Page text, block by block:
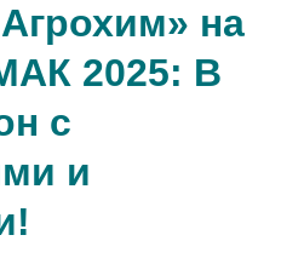
на
2025: В
с
и